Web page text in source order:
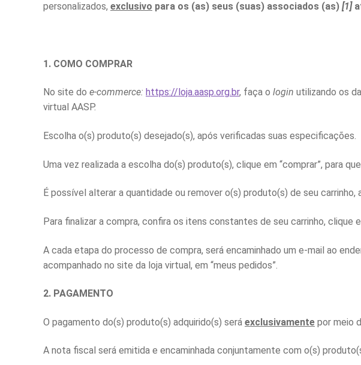
personalizados, exclusivo para os (as) seus (suas) associados (as) [1]
1. COMO COMPRAR
No site do e-commerce: https://loja.aasp.org.br, faça o login utilizando os
virtual AASP.
Escolha o(s) produto(s) desejado(s), após verificadas suas especificações.
Uma vez realizada a escolha do(s) produto(s), clique em “comprar”, para
É possível alterar a quantidade ou remover o(s) produto(s) de seu carrinho,
Para finalizar a compra, confira os itens constantes de seu carrinho, clique
A cada etapa do processo de compra, será encaminhado um e-mail ao
acompanhado no site da loja virtual, em “meus pedidos”.
2. PAGAMENTO
O pagamento do(s) produto(s) adquirido(s) será exclusivamente por meio
A nota fiscal será emitida e encaminhada conjuntamente com o(s)